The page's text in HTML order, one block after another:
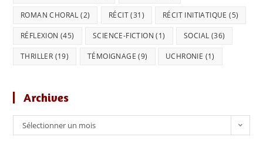
ROMAN CHORAL (2) RÉCIT(31) RÉCIT INITIATIQUE (5)
RÉFLEXION (45) SCIENCE-FICTION (1) SOCIAL (36)
THRILLER (19) TÉMOIGNAGE (9) UCHRONIE (1)
Archives
Archives
Sélectionner un mois